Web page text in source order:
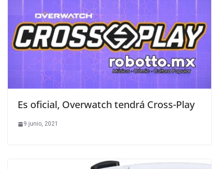
Es oficial, Overwatch tendrá Cross-Play
9 junio, 2021